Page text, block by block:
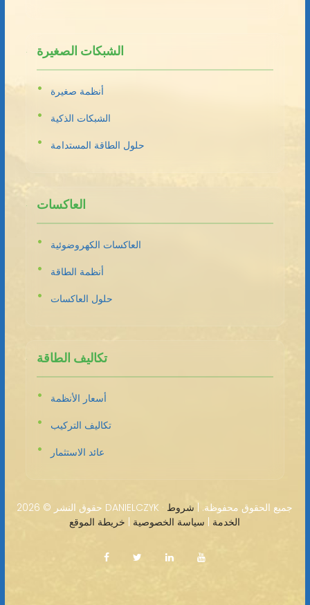
الشبكات الصغيرة
أنظمة صغيرة
الشبكات الذكية
حلول الطاقة المستدامة
العاكسات
العاكسات الكهروضوئية
أنظمة الطاقة
حلول العاكسات
تكاليف الطاقة
أسعار الأنظمة
تكاليف التركيب
عائد الاستثمار
حقوق النشر © 2026 DANIELCZYK · جميع الحقوق محفوظة. | شروط
الخدمة
سياسة الخصوصية خريطة الموقع